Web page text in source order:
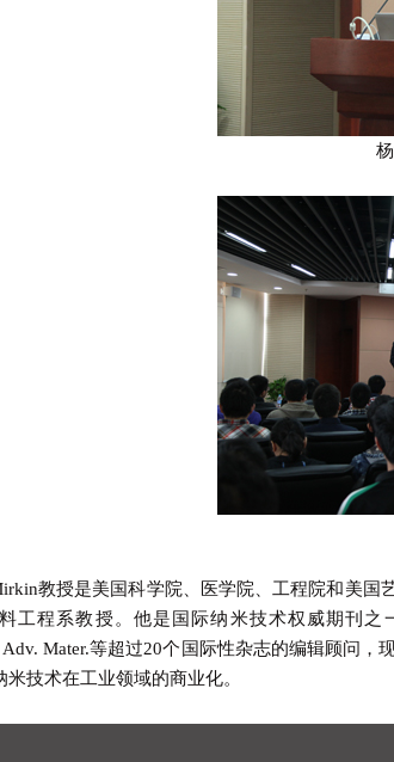
教授是美国科学院、医学院、工程院和美国艺
工程系教授。他是国际纳米技术权威期刊之
Adv. Mater.等超过20个国际性杂志的编辑顾问
技术在工业领域的商业化。